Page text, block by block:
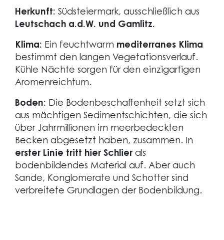
Herkunft: Südsteiermark, ausschließlich aus
Leutschach a.d.W. und Gamlitz.
Klima: Ein feuchtwarm mediterranes Klima
bestimmt den langen Vegetationsverlauf.
Kühle Nächte sorgen für den einzigartigen
Aromenreichtum.
Boden: Die Bodenbeschaffenheit setzt sich
aus mächtigen Sedimentschichten, die sich
über Jahrmillionen im meerbedeckten
Becken abgesetzt haben, zusammen. In
erster Linie tritt hier Schlier als
bodenbildendes Material auf. Aber auch
Sande, Konglomerate und Schotter sind
verbreitete Grundlagen der Bodenbildung.